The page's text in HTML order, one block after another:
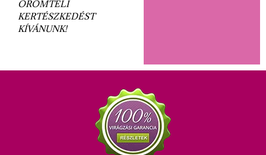
ÖRÖMTELI
KERTÉSZKEDÉST
KÍVÁNUNK!